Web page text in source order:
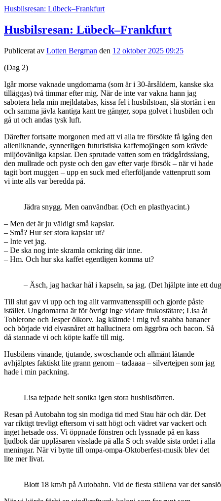
Husbilsresan: Lübeck–Frankfurt
Husbilsresan: Lübeck–Frankfurt
Publicerat av Lotten Bergman den 12 oktober 2025 09:25
(Dag 2)
Igår morse vaknade ungdomarna (som är i 30-årsåldern, kanske ska
tilläggas) två timmar efter mig. När de inte var vakna hann jag
sabotera hela min mejldatabas, kissa fel i husbilstoan, slå stortån i en
och samma jävla kantiga kant tre gånger, sopa golvet i husbilen och
gå ut och andas tysk luft.
Därefter fortsatte morgonen med att vi alla tre försökte få igång den
alienliknande, synnerligen futuristiska kaffemojängen som krävde
miljöovänliga kapslar. Den sprutade vatten som en trädgårdsslang,
den mullrade och pyste och den gav efter varje försök – när vi hade
tagit bort muggen – upp en suck med efterföljande vattenprutt som
vi inte alls var beredda på.
Jädra snygg. Men oanvändbar. (Och en plasthyacint.)
– Men det är ju väldigt små kapslar.
– Små? Hur ser stora kapslar ut?
– Inte vet jag.
– De ska nog inte skramla omkring där inne.
– Hm. Och hur ska kaffet egentligen komma ut?
– Äsch, jag hackar hål i kapseln, sa jag. (Det hjälpte inte ett
Till slut gav vi upp och tog allt varmvattensspill och gjorde påste
istället. Ungdomarna är för övrigt inge vidare frukostätare; Lisa åt
Toblerone och Jesper ölkorv. Jag klämde i mig två snabba bananer
och började vid elvasnåret att hallucinera om äggröra och bacon. Så
då stannade vi och köpte kaffe till mig.
Husbilens vinande, tjutande, swoschande och allmänt låtande
avhjälptes faktiskt lite grann genom – tadaaaa – silvertejpen som jag
hade i min packning.
Lisa tejpade helt sonika igen stora husbilsdörren.
Resan på Autobahn tog sin modiga tid med Stau här och där. Det
var riktigt trevligt eftersom vi satt högt och vädret var vackert och
inget hetsade oss. Vi öppnade fönstren och lyssnade på en kass
ljudbok där uppläsaren visslade på alla S och svalde sista ordet i alla
meningar. När vi bytte till ompa-ompa-Oktoberfest-musik blev det
lite mer livat.
Blott 18 km/h på Autobahn. Vid de flesta ställena var det